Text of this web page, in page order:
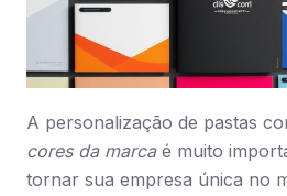
A personalização de pastas
cores da marcaé muito
tornar sua empresa única no